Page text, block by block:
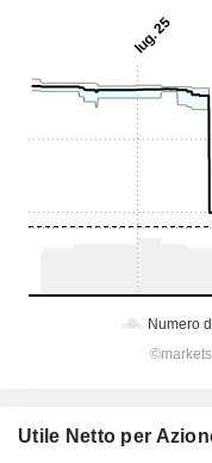
Utile Netto per